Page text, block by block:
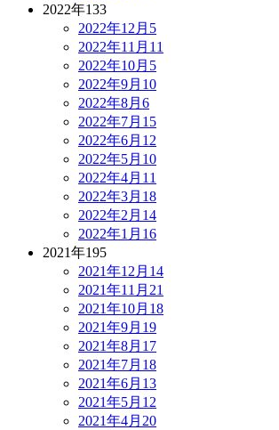
2022年133
2022年12月 5
2022年11月 11
2022年10月 5
2022年9月 10
2022年8月 6
2022年7月 15
2022年6月 12
2022年5月 10
2022年4月 11
2022年3月 18
2022年2月 14
2022年1月 16
2021年195
2021年12月 14
2021年11月 21
2021年10月 18
2021年9月 19
2021年8月 17
2021年7月 18
2021年6月 13
2021年5月 12
2021年4月 20